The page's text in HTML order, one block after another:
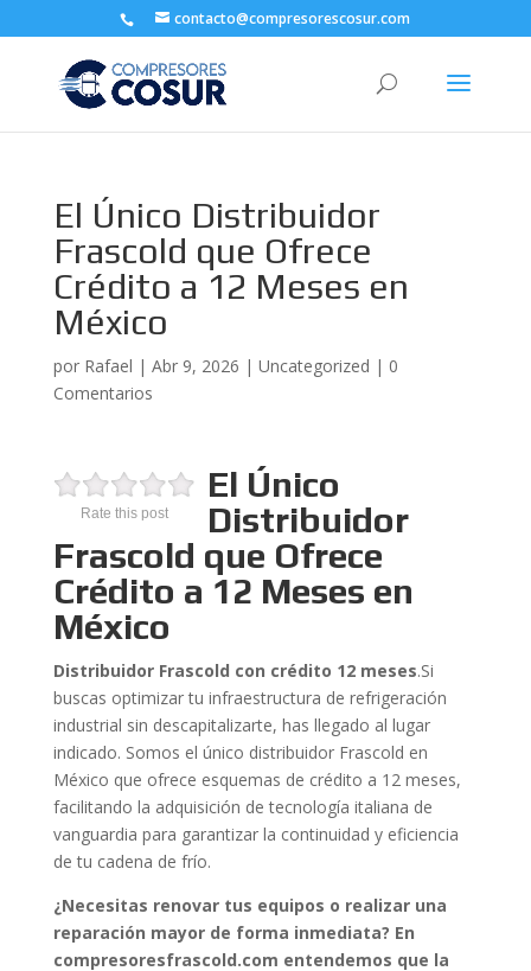
contacto@compresorescosur.com
El Único Distribuidor
Frascold que Ofrece
Crédito a 12 Meses en
México
por Rafael | Abr 9, 2026 | Uncategorized | 0
Comentarios
Rate this post
El Único
Distribuidor
Frascold que Ofrece
Crédito a 12 Meses en
México
Distribuidor Frascold con crédito 12 meses.Si
buscas optimizar tu infraestructura de refrigeración
industrial sin descapitalizarte, has llegado al lugar
indicado. Somos el único distribuidor Frascold en
México que ofrece esquemas de crédito a 12 meses,
facilitando la adquisición de tecnología italiana de
vanguardia para garantizar la continuidad y eficiencia
de tu cadena de frío.
¿Necesitas renovar tus equipos o realizar una
reparación mayor de forma inmediata? En
compresoresfrascold.com entendemos que la